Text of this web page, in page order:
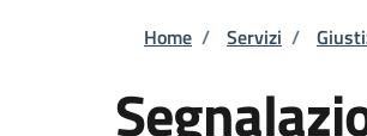
Briciole di
Home / Servizi /